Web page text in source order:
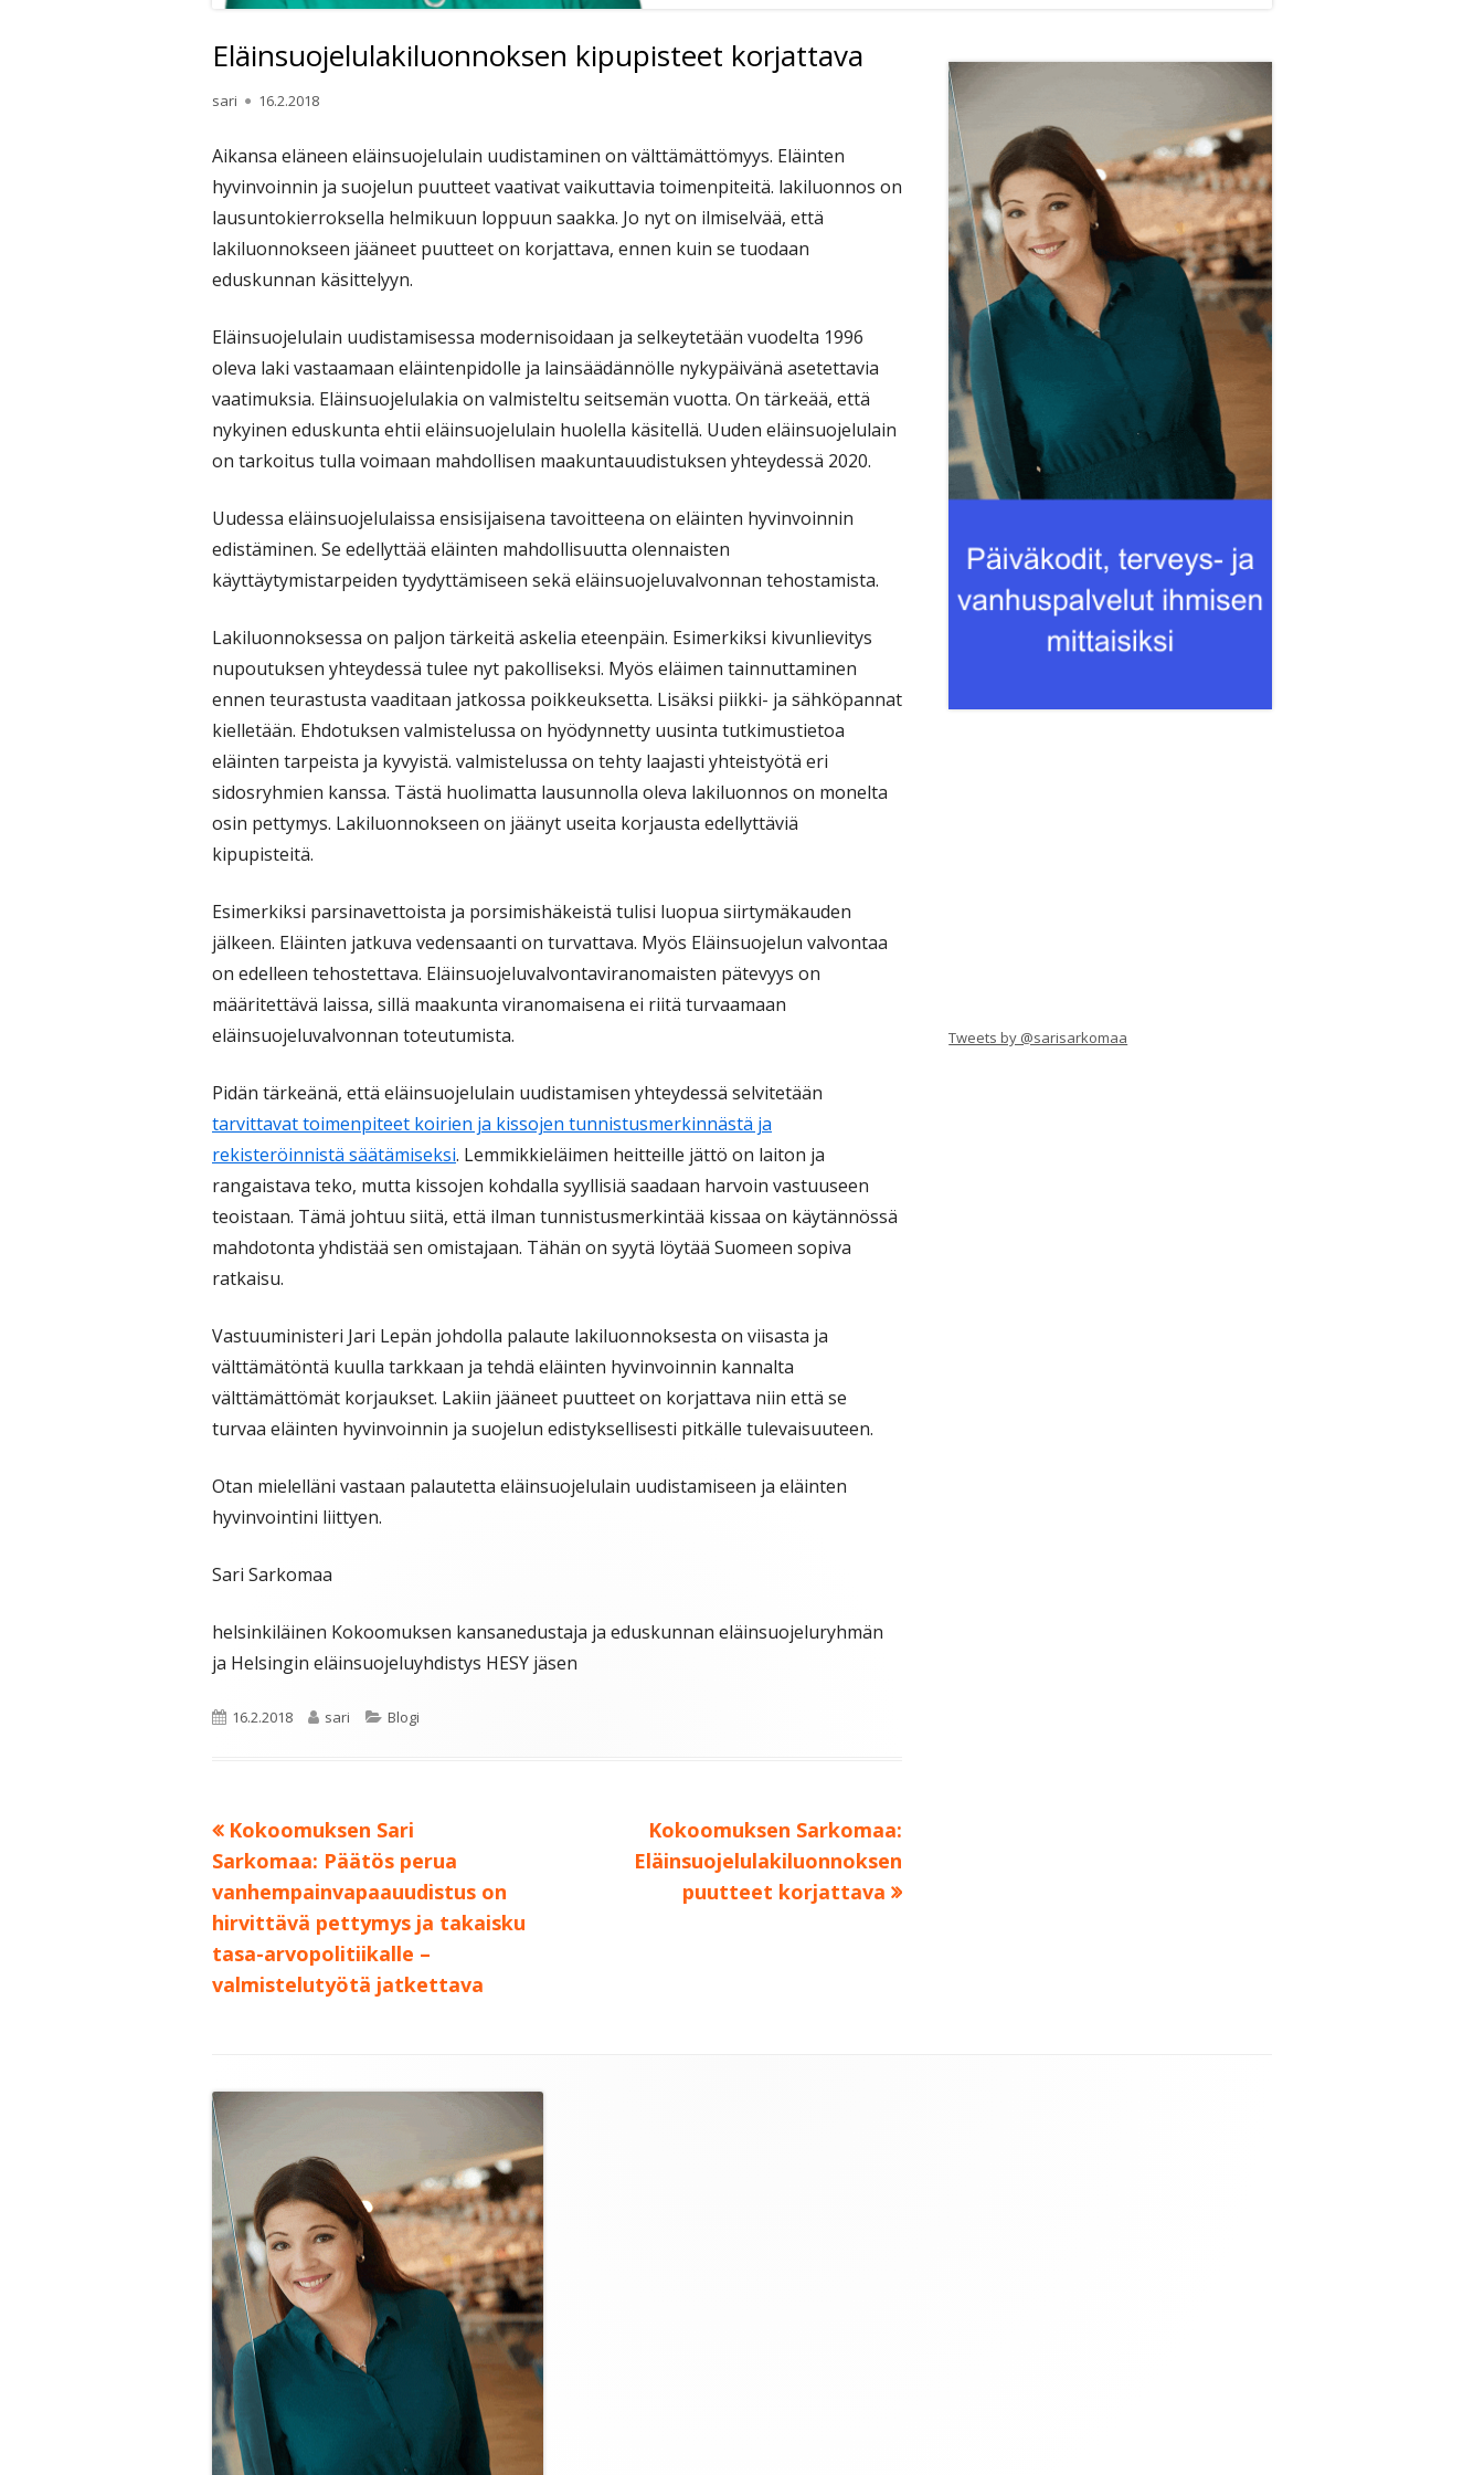
Eläinsuojelulakiluonnoksen kipupisteet korjattava
Kirjoittaja
sari Julkaistu
16.2.2018
Aikansa eläneen eläinsuojelulain uudistaminen on välttämättömyys. Eläinten
hyvinvoinnin ja suojelun puutteet vaativat vaikuttavia toimenpiteitä. lakiluonnos on
lausuntokierroksella helmikuun loppuun saakka. Jo nyt on ilmiselvää, että
lakiluonnokseen jääneet puutteet on korjattava, ennen kuin se tuodaan
eduskunnan käsittelyyn.
Eläinsuojelulain uudistamisessa modernisoidaan ja selkeytetään vuodelta 1996
oleva laki vastaamaan eläintenpidolle ja lainsäädännölle nykypäivänä asetettavia
vaatimuksia. Eläinsuojelulakia on valmisteltu seitsemän vuotta. On tärkeää, että
nykyinen eduskunta ehtii eläinsuojelulain huolella käsitellä. Uuden eläinsuojelulain
on tarkoitus tulla voimaan mahdollisen maakuntauudistuksen yhteydessä 2020.
Uudessa eläinsuojelulaissa ensisijaisena tavoitteena on eläinten hyvinvoinnin
edistäminen. Se edellyttää eläinten mahdollisuutta olennaisten
käyttäytymistarpeiden tyydyttämiseen sekä eläinsuojeluvalvonnan tehostamista.
Lakiluonnoksessa on paljon tärkeitä askelia eteenpäin. Esimerkiksi kivunlievitys
nupoutuksen yhteydessä tulee nyt pakolliseksi. Myös eläimen tainnuttaminen
ennen teurastusta vaaditaan jatkossa poikkeuksetta. Lisäksi piikki- ja sähköpannat
kielletään. Ehdotuksen valmistelussa on hyödynnetty uusinta tutkimustietoa
eläinten tarpeista ja kyvyistä. valmistelussa on tehty laajasti yhteistyötä eri
sidosryhmien kanssa. Tästä huolimatta lausunnolla oleva lakiluonnos on monelta
osin pettymys. Lakiluonnokseen on jäänyt useita korjausta edellyttäviä
kipupisteitä.
Esimerkiksi parsinavettoista ja porsimishäkeistä tulisi luopua siirtymäkauden
jälkeen. Eläinten jatkuva vedensaanti on turvattava. Myös Eläinsuojelun valvontaa
on edelleen tehostettava. Eläinsuojeluvalvontaviranomaisten pätevyys on
määritettävä laissa, sillä maakunta viranomaisena ei riitä turvaamaan
eläinsuojeluvalvonnan toteutumista.
Pidän tärkeänä, että eläinsuojelulain uudistamisen yhteydessä selvitetään
tarvittavat toimenpiteet koirien ja kissojen tunnistusmerkinnästä ja
rekisteröinnistä säätämiseksi. Lemmikkieläimen heitteille jättö on laiton ja
rangaistava teko, mutta kissojen kohdalla syyllisiä saadaan harvoin vastuuseen
teoistaan. Tämä johtuu siitä, että ilman tunnistusmerkintää kissaa on käytännössä
mahdotonta yhdistää sen omistajaan. Tähän on syytä löytää Suomeen sopiva
ratkaisu.
Vastuuministeri Jari Lepän johdolla palaute lakiluonnoksesta on viisasta ja
välttämätöntä kuulla tarkkaan ja tehdä eläinten hyvinvoinnin kannalta
välttämättömät korjaukset. Lakiin jääneet puutteet on korjattava niin että se
turvaa eläinten hyvinvoinnin ja suojelun edistyksellisesti pitkälle tulevaisuuteen.
Otan mielelläni vastaan palautetta eläinsuojelulain uudistamiseen ja eläinten
hyvinvointini liittyen.
Sari Sarkomaa
helsinkiläinen Kokoomuksen kansanedustaja ja eduskunnan eläinsuojeluryhmän
ja Helsingin eläinsuojeluyhdistys HESY jäsen
Julkaistu
16.2.2018 Kirjoittaja
sari Kategoriat
Blogi
Artikkelien
selaus
Edellinen:
Kokoomuksen Sari
Sarkomaa: Päätös perua
vanhempainvapaauudistus on
hirvittävä pettymys ja takaisku
tasa-arvopolitiikalle –
valmistelutyötä jatkettava
Seuraava:
Kokoomuksen Sarkomaa:
Eläinsuojelulakiluonnoksen
puutteet korjattava
Sivupalkki
Tweets by @sarisarkomaa
sisältö